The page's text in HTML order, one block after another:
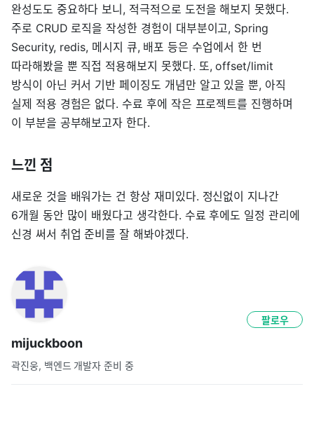
완성도도 중요하다 보니, 적극적으로 도전을 해보지 못했다.
주로 CRUD 로직을 작성한 경험이 대부분이고, Spring
Security, redis, 메시지 큐, 배포 등은 수업에서 한 번
따라해봤을 뿐 직접 적용해보지 못했다. 또, offset/limit
방식이 아닌 커서 기반 페이징도 개념만 알고 있을 뿐, 아직
실제 적용 경험은 없다. 수료 후에 작은 프로젝트를 진행하며
이 부분을 공부해보고자 한다.
느낀 점
새로운 것을 배워가는 건 항상 재미있다. 정신없이 지나간
6개월 동안 많이 배웠다고 생각한다. 수료 후에도 일정 관리에
신경 써서 취업 준비를 잘 해봐야겠다.
mijuckboon
곽진웅, 백엔드 개발자 준비 중
팔로우